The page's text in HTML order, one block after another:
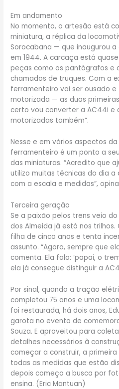
Em andamento
No momento, o artesão está
miniatura, a réplica da
Sorocabana — que inaugurou
em 1944. A carcaça está
peças como os pantógrafos e
chamados de truques. Com a
ferramenteiro vai ser ousado
motorizada — as duas
certo vou converter a AC44i e
motorizadas também”.
Nesse e em vários aspectos
ferramenteiro é um ponto a
das miniaturas. “Acredito que
utilizo muitas técnicas do dia a
com a escala e medidas”,
Terceira geração
Se a paixão pelos trens veio
dos Almeida já está nos
filha de cinco anos e tenta
assunto. “Agora, sempre que
comenta. Ela fala: ‘papai, o
ela já consegue distinguir a
Por sinal, quando a tração
completou 75 anos e uma
foi restaurada, há dois anos,
garota no evento de
Souza. E aproveitou para
detalhes necessários à
começar a construir, a primeira
todas as medidas que estão
depois começo a busca por
ensina. (Eric Mantuan)